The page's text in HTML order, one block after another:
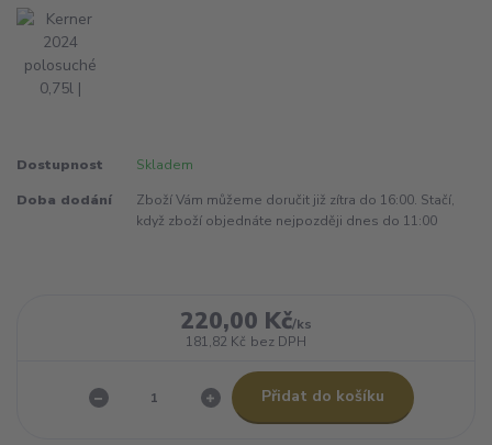
Dostupnost Skladem
Doba dodání
Zboží Vám můžeme doručit již zítra do 16:00. Stačí,
když zboží objednáte nejpozději dnes do 11:00
220,00 Kč/ks
181,82 Kč bez DPH
Přidat do košíku